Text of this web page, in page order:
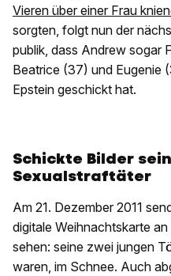
Vieren über einer Frau
sorgten, folgt nun der
publik, dass Andrew sogar
Beatrice (37) und Eugenie
Epstein geschickt hat.
Schickte Bilder
Sexualstraftäter
Am 21. Dezember 2011
digitale Weihnachtskarte
sehen: seine zwei jungen
waren, im Schnee. Auch